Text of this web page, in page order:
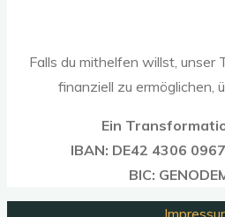
Falls du mithelfen willst, unser
finanziell zu ermöglichen,
Ein
IBAN: DE42 4306 0967
BIC: